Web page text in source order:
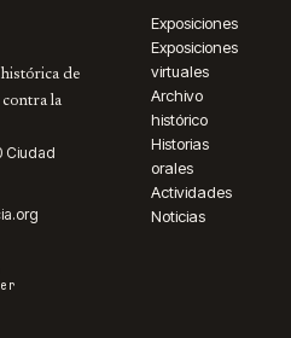
de
la
Ciudad
Exposiciones
Exposiciones
virtuales
Archivo
histórico
Historias
orales
Actividades
Noticias